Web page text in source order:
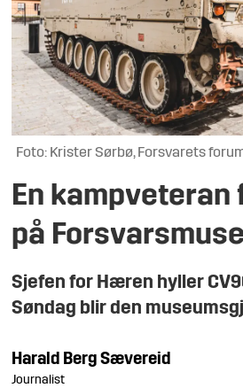
Foto: Krister Sørbø, Forsvarets
En kampveteran
på
Sjefen for Hæren hyller
Søndag blir den
Harald Berg Sævereid
Journalist